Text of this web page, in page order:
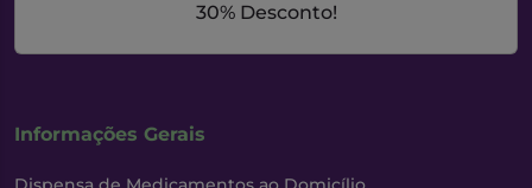
30% Desconto!
Informações Gerais